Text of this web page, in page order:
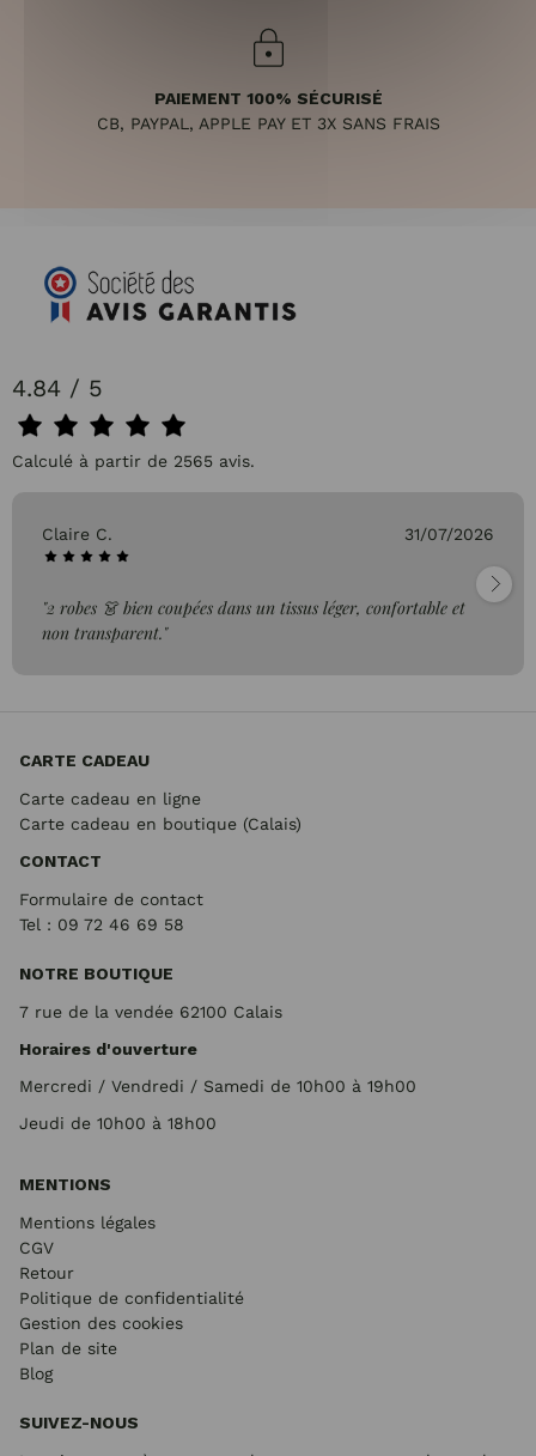
PAIEMENT 100% SÉCURISÉ
CB, PAYPAL, APPLE PAY ET 3X SANS FRAIS
4.84 / 5
Calculé à partir de 2565 avis.
Claire C. 31/07/2026
"2 robes 👗 bien coupées dans un tissus léger, confortable et
non transparent."
CARTE CADEAU
Carte cadeau en ligne
Carte cadeau en boutique (Calais)
CONTACT
Formulaire de contact
Tel : 09 72 46 69 58
NOTRE BOUTIQUE
7 rue de la vendée 62100 Calais
Horaires d'ouverture
Mercredi / Vendredi / Samedi de 10h00 à 19h00
Jeudi de 10h00 à 18h00
MENTIONS
Mentions légales
CGV
Retour
Politique de confidentialité
Gestion des cookies
Plan de site
Blog
SUIVEZ-NOUS